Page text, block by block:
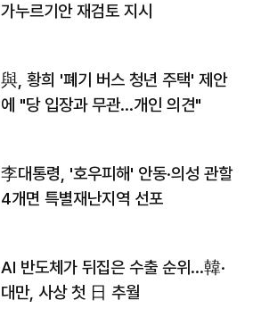
가누르기안 재검토 지시
與, 황희 '폐기 버스 청년 주택' 제안
에 "당 입장과 무관…개인 의견"
李대통령, '호우피해' 안동·의성 관할
4개면 특별재난지역 선포
AI 반도체가 뒤집은 수출 순위…韓·
대만, 사상 첫 日 추월